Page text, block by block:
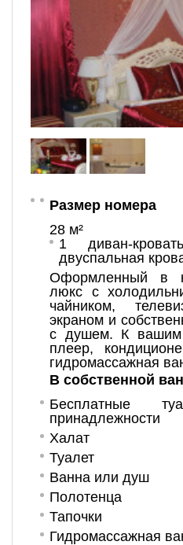
Размер номера
28 м²
1 диван-
двуспальная
Оформленный в
люкс с
чайником,
экраном и
с душем. К вашим
плеер,
гидромассажная
В собственной
Бесплатные
принадлежности
Халат
Туалет
Ванна или душ
Полотенца
Тапочки
Гидромассажная